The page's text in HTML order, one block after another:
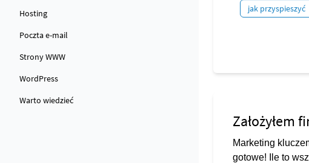
Hosting
Poczta e-mail
Strony WWW
WordPress
Warto wiedzieć
jak przyspieszyć
Założyłem
Marketing
gotowe! Ile to